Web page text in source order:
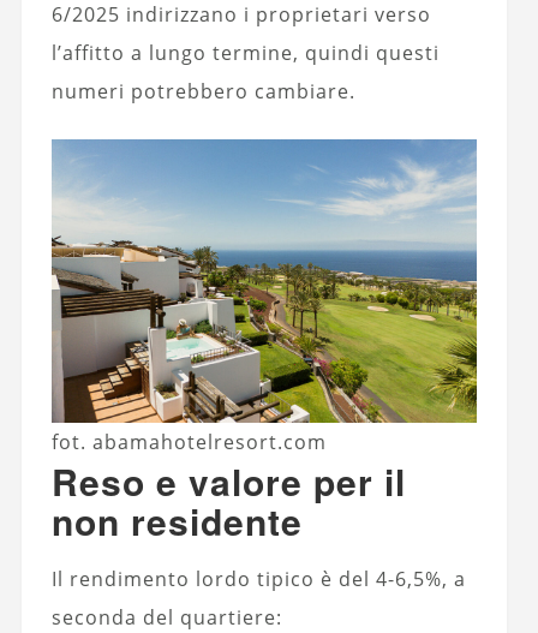
6/2025 indirizzano i proprietari verso
l’affitto a lungo termine, quindi questi
numeri potrebbero cambiare.
fot. abamahotelresort.com
Reso e valore per il
non residente
Il rendimento lordo tipico è del 4-6,5%, a
seconda del quartiere: